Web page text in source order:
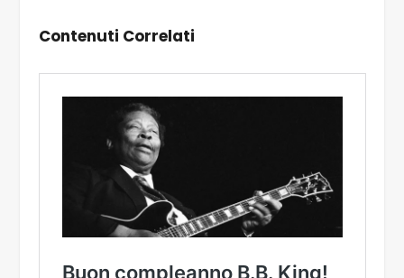
Contenuti Correlati